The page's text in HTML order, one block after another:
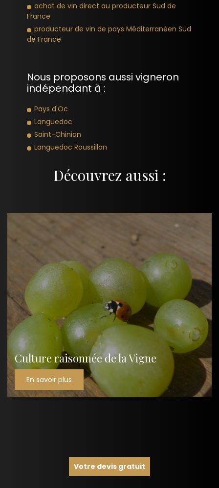
achat de vin direct au producteur Sud de
France
producteur de vin de pays Méditerranéen Sud
de France
Nous proposons aussi vigneron
indépendant à :
Pays d'Oc
Languedoc
Saint-Chinian
Languedoc Roussillon
Découvrez aussi :
Culture raisonnée de la Vigne
En savoir plus
Votre devis gratuit